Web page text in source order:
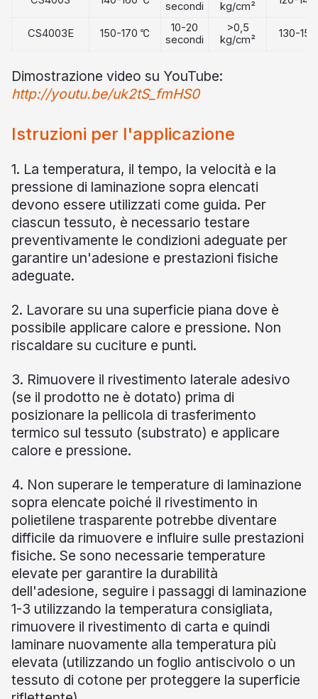
secondi
kg/cm²
CS4003E 150-170 ℃
10-20
secondi
>0,5
kg/cm²
130-
Dimostrazione video su YouTube:
http://youtu.be/uk2tS_fmHS0
Istruzioni per l'applicazione
1. La temperatura, il tempo, la velocità e la
pressione di laminazione sopra elencati
devono essere utilizzati come guida. Per
ciascun tessuto, è necessario testare
preventivamente le condizioni adeguate per
garantire un'adesione e prestazioni fisiche
adeguate.
2. Lavorare su una superficie piana dove è
possibile applicare calore e pressione. Non
riscaldare su cuciture e punti.
3. Rimuovere il rivestimento laterale adesivo
(se il prodotto ne è dotato) prima di
posizionare la pellicola di trasferimento
termico sul tessuto (substrato) e applicare
calore e pressione.
4. Non superare le temperature di laminazione
sopra elencate poiché il rivestimento in
polietilene trasparente potrebbe diventare
difficile da rimuovere e influire sulle prestazioni
fisiche. Se sono necessarie temperature
elevate per garantire la durabilità
dell'adesione, seguire i passaggi di laminazione
1-3 utilizzando la temperatura consigliata,
rimuovere il rivestimento di carta e quindi
laminare nuovamente alla temperatura più
elevata (utilizzando un foglio antiscivolo o un
tessuto di cotone per proteggere la superficie